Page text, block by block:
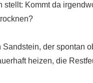
stellt: Kommt da
der spontan
heizen, die